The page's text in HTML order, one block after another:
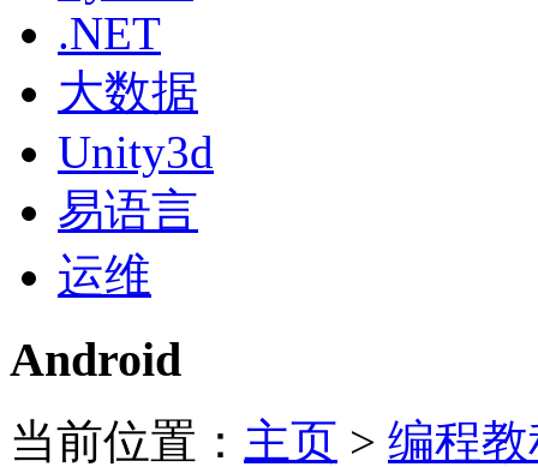
.NET
大数据
Unity3d
易语言
运维
Android
当前位置： 主页 > 编程